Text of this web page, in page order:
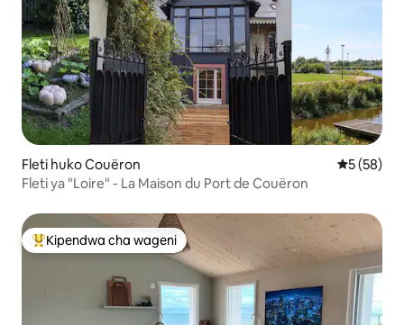
Fleti huko Couëron Ukadiriaji
5 (58)
Fleti ya "Loire" - La Maison du Port de Couëron
Kipendwa maarufu cha wageni
Kipendwa cha wageni